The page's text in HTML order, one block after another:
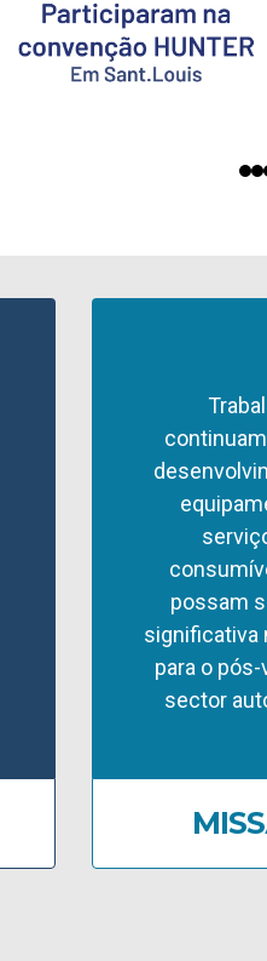
possam
significativa
para o
sector